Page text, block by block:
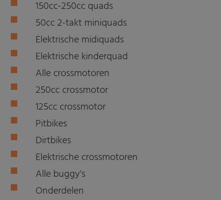
150cc-250cc quads
50cc 2-takt miniquads
Elektrische midiquads
Elektrische kinderquad
Alle crossmotoren
250cc crossmotor
125cc crossmotor
Pitbikes
Dirtbikes
Elektrische crossmotoren
Alle buggy's
Onderdelen